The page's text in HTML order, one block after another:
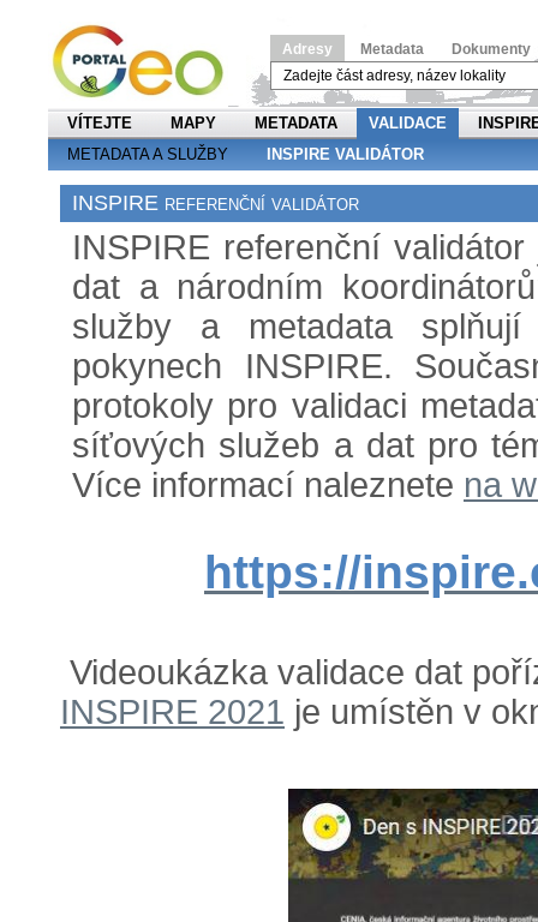
Adresy Metadata Dokumenty
VÍTEJTE MAPY METADATA VALIDACE
METADATA A SLUŽBY
INSPIRE VALIDÁTOR
INSPIRE referenční validátor
INSPIRE referenční
dat a národním
služby a metadata splňují
pokynech INSPIRE.
protokoly pro validaci
síťových služeb a dat pro
Více informací naleznete na
https://
Videoukázka validace dat
INSPIRE 2021 je umístěn v